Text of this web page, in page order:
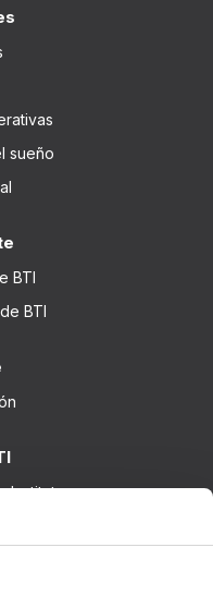
sueño
BTI
BTI
Institute